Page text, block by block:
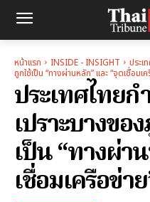
หน้าแรก INSIDE - INSIGHT
ประเ
ถูกใช้เป็น “ทางผ่านหลัก” และ “จุดเชื่อมเ
ประเทศไทย
เปราะบางข
เป็น “ทางผ่า
เชื่อมเครือข่า